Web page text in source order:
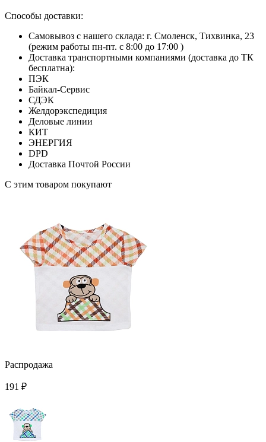
Способы доставки:
Самовывоз с нашего склада: г. Смоленск, Тихвинка, 23
(режим работы пн-пт. с 8:00 до 17:00 )
Доставка транспортными компаниями (доставка до ТК
бесплатна):
ПЭК
Байкал-Сервис
СДЭК
Желдорэкспедиция
Деловые линии
КИТ
ЭНЕРГИЯ
DPD
Доставка Почтой России
С этим товаром покупают
Распродажа
191 ₽